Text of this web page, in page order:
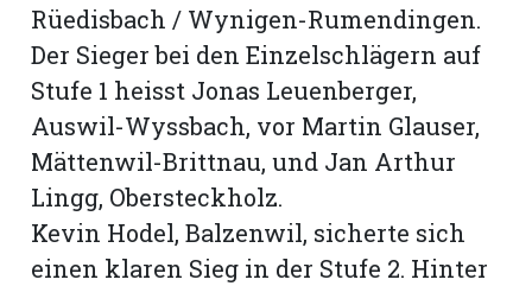
Rüedisbach / Wynigen-Rumendingen.
Der Sieger bei den Einzelschlägern auf
Stufe 1 heisst Jonas Leuenberger,
Auswil-Wyssbach, vor Martin Glauser,
Mättenwil-Brittnau, und Jan Arthur
Lingg, Obersteckholz.
Kevin Hodel, Balzenwil, sicherte sich
einen klaren Sieg in der Stufe 2. Hinter